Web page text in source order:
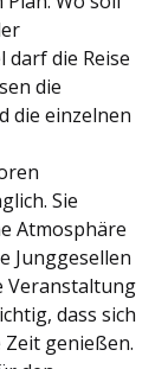
darf die Reise
die
die einzelnen
Sie
Atmosphäre
Junggesellen
Veranstaltung
dass sich
genießen.